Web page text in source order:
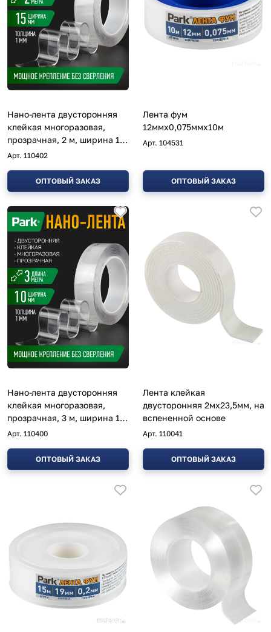
Нано-лента двусторонняя
клейкая многоразовая,
прозрачная, 2 м, ширина 15
мм
Арт. 110402
ОПТОВЫЙ ЗАКАЗ
Лента фум
12ммх0,075ммх10м
Арт. 104531
ОПТОВЫЙ ЗАКАЗ
Нано-лента двусторонняя
клейкая многоразовая,
прозрачная, 3 м, ширина 10
мм
Арт. 110400
ОПТОВЫЙ ЗАКАЗ
Лента клейкая
двусторонняя 2мх23,5мм, на
вспененной основе
Арт. 110041
ОПТОВЫЙ ЗАКАЗ